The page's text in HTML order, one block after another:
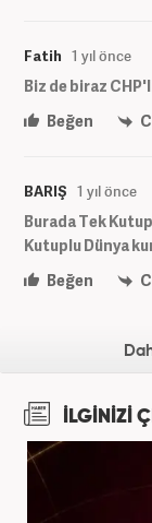
Fatih 1 yıl önce
Biz de biraz
Beğen
BARIŞ 1 yıl önce
Burada Tek
Kutuplu Dünya
Beğen
İLGİNİZİ